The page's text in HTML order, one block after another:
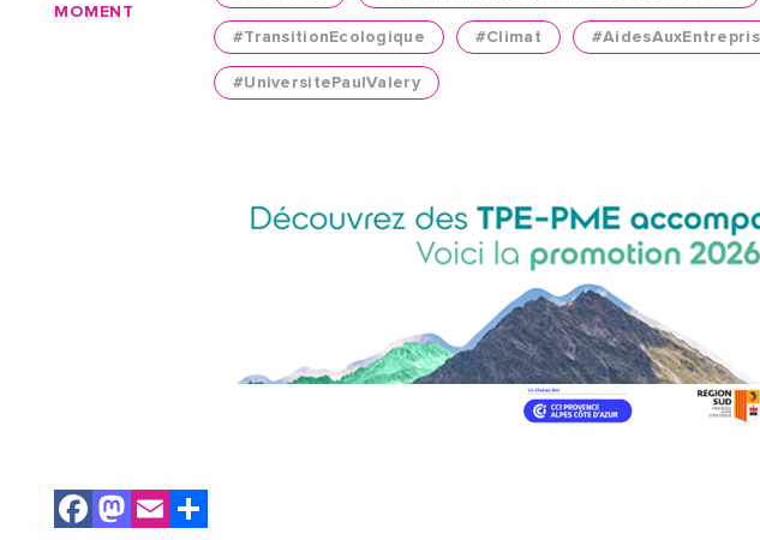
MOMENT
#TransitionEcologique #Climat
#UniversitePaulValery
Facebook
Mastodon
Email